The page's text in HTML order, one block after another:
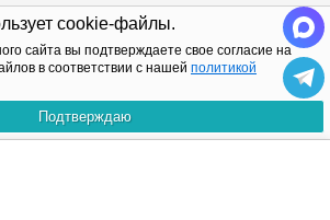
cookie-файлы.
сайта вы подтверждаете свое согласие на
в соответствии с нашей политикой
Подтверждаю